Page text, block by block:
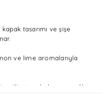
tasarımı ve şişe
ve lime aromalarıyla
taze kalmasını sağlar.